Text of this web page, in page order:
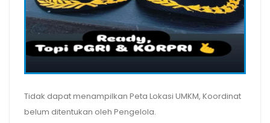
Tidak dapat menampilkan Peta Lokasi UMKM, Koordinat
belum ditentukan oleh Pengelola.